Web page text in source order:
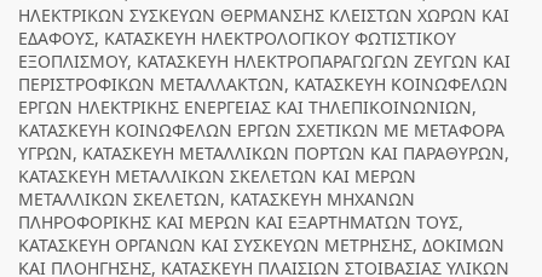
ΗΛΕΚΤΡΙΚΩΝ ΣΥΣΚΕΥΩΝ ΘΕΡΜΑΝΣΗΣ ΚΛΕΙΣΤΩΝ ΧΩΡΩΝ ΚΑΙ
ΕΔΑΦΟΥΣ, ΚΑΤΑΣΚΕΥΗ ΗΛΕΚΤΡΟΛΟΓΙΚΟΥ ΦΩΤΙΣΤΙΚΟΥ
ΕΞΟΠΛΙΣΜΟΥ, ΚΑΤΑΣΚΕΥΗ ΗΛΕΚΤΡΟΠΑΡΑΓΩΓΩΝ ΖΕΥΓΩΝ ΚΑΙ
ΠΕΡΙΣΤΡΟΦΙΚΩΝ ΜΕΤΑΛΛΑΚΤΩΝ, ΚΑΤΑΣΚΕΥΗ ΚΟΙΝΩΦΕΛΩΝ
ΕΡΓΩΝ ΗΛΕΚΤΡΙΚΗΣ ΕΝΕΡΓΕΙΑΣ ΚΑΙ ΤΗΛΕΠΙΚΟΙΝΩΝΙΩΝ,
ΚΑΤΑΣΚΕΥΗ ΚΟΙΝΩΦΕΛΩΝ ΕΡΓΩΝ ΣΧΕΤΙΚΩΝ ΜΕ ΜΕΤΑΦΟΡΑ
ΥΓΡΩΝ, ΚΑΤΑΣΚΕΥΗ ΜΕΤΑΛΛΙΚΩΝ ΠΟΡΤΩΝ ΚΑΙ ΠΑΡΑΘΥΡΩΝ,
ΚΑΤΑΣΚΕΥΗ ΜΕΤΑΛΛΙΚΩΝ ΣΚΕΛΕΤΩΝ ΚΑΙ ΜΕΡΩΝ
ΜΕΤΑΛΛΙΚΩΝ ΣΚΕΛΕΤΩΝ, ΚΑΤΑΣΚΕΥΗ ΜΗΧΑΝΩΝ
ΠΛΗΡΟΦΟΡΙΚΗΣ ΚΑΙ ΜΕΡΩΝ ΚΑΙ ΕΞΑΡΤΗΜΑΤΩΝ ΤΟΥΣ,
ΚΑΤΑΣΚΕΥΗ ΟΡΓΑΝΩΝ ΚΑΙ ΣΥΣΚΕΥΩΝ ΜΕΤΡΗΣΗΣ, ΔΟΚΙΜΩΝ
ΚΑΙ ΠΛΟΗΓΗΣΗΣ, ΚΑΤΑΣΚΕΥΗ ΠΛΑΙΣΙΩΝ ΣΤΟΙΒΑΣΙΑΣ ΥΛΙΚΩΝ